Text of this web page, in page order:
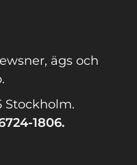
ägs och
Stockholm.
1806.